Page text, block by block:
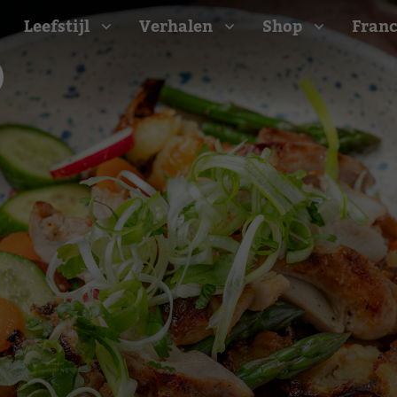
Barbecue recepten
Camping recepten
Picknick recepten
Salade recepten
Zomer recepten
Bekijk alle recepten
Leefstijl Verhalen Shop